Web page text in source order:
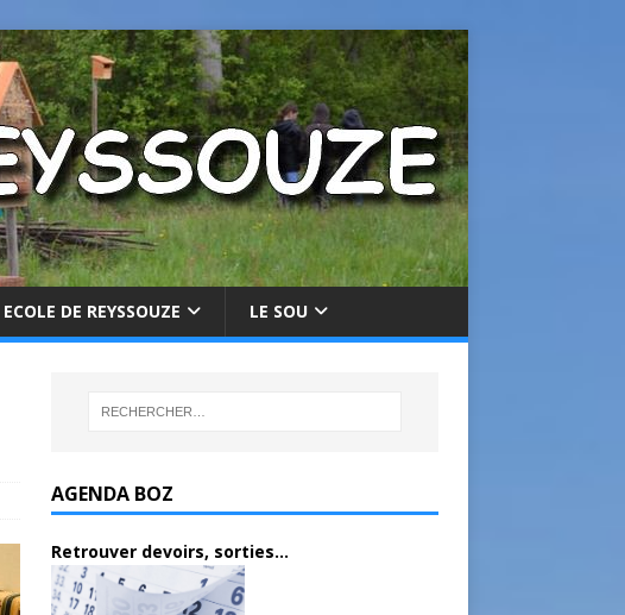
ECOLE DE REYSSOUZE LE SOU
AGENDA BOZ
Retrouver devoirs, sorties...